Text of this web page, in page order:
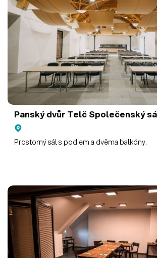
Panský dvůr Telč Společenský
Prostorný sál s podiem a dvěma balkóny.